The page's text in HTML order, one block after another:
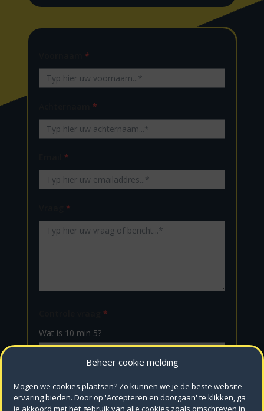
Beheer cookie melding
Mogen we cookies plaatsen? Zo kunnen we je de beste website
ervaring bieden. Door op 'Accepteren en doorgaan' te klikken, ga
je akkoord met het gebruik van alle cookies zoals omschreven in
*
*
*
*
*
Wat is 10 min 5?
VERSTUREN